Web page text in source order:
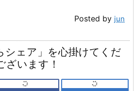
Posted by jun
シェア」を心掛けてくだ
ざいます！